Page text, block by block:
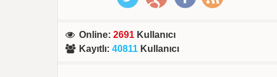
Online:2691 Kullanıcı
Kayıtlı:40811 Kullanıcı